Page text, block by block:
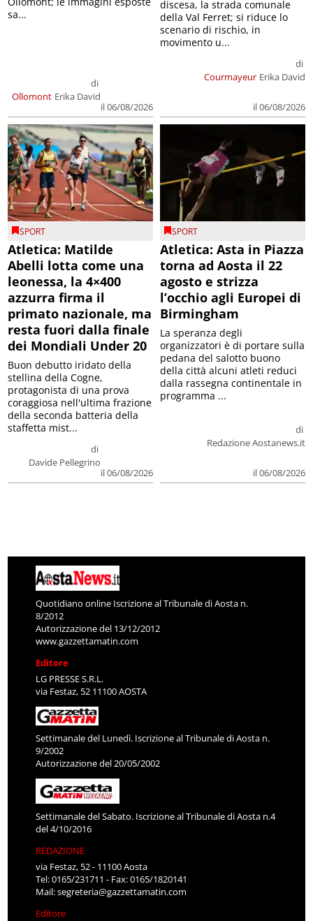
Ollomont
di
Erika David
il 06/08/2026
sa...
Courmayeur
di
Erika David
il 06/08/2026
discesa, la strada comunale
della Val Ferret; si riduce lo
scenario di rischio, in
movimento u...
SPORT
Atletica: Matilde
Abelli lotta come una
leonessa, la 4×400
azzurra firma il
primato nazionale, ma
resta fuori dalla finale
dei Mondiali Under 20
di
Davide Pellegrino
il 06/08/2026
Buon debutto iridato della
stellina della Cogne,
protagonista di una prova
coraggiosa nell'ultima frazione
della seconda batteria della
staffetta mist...
SPORT
Atletica: Asta in Piazza
torna ad Aosta il 22
agosto e strizza
l’occhio agli Europei di
Birmingham
di
Redazione Aostanews.it
il 06/08/2026
La speranza degli
organizzatori è di portare sulla
pedana del salotto buono
della città alcuni atleti reduci
dalla rassegna continentale in
programma ...
Quotidiano online Iscrizione al Tribunale di Aosta n.
8/2012
Autorizzazione del 13/12/2012
www.gazzettamatin.com
Editore
LG PRESSE S.R.L.
via Festaz, 52 11100 AOSTA
Settimanale del Lunedì. Iscrizione al Tribunale di Aosta n.
9/2002
Autorizzazione del 20/05/2002
Settimanale del Sabato. Iscrizione al Tribunale di Aosta n.4
del 4/10/2016
REDAZIONE
via Festaz, 52 - 11100 Aosta
Tel: 0165/231711 - Fax: 0165/1820141
Mail:segreteria@gazzettamatin.com
Editore